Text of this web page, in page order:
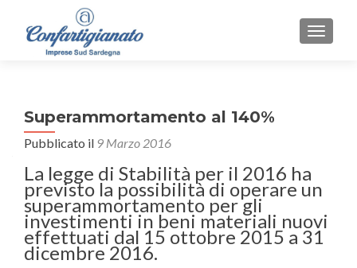
Super­ammortamento al 140%
Pubblicato il 9 Marzo 2016
La legge di Stabilità per il 2016 ha
previsto la possibilità di operare un
super­ammortamento per gli
investimenti in beni materiali nuovi
effettuati dal 15 ottobre 2015 a 31
dicembre 2016.